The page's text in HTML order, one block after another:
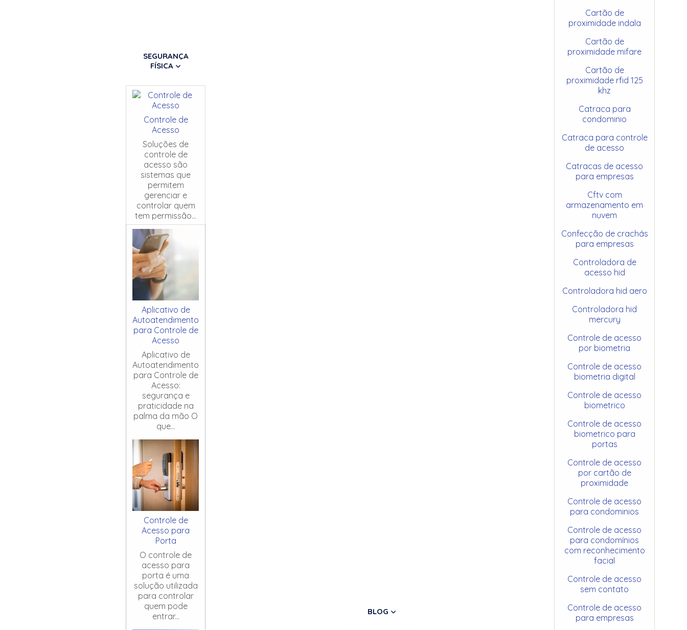
SEGURANÇA
FÍSICA
Controle de
Acesso
Soluções de
controle de
acesso são
sistemas que
permitem
gerenciar e
controlar quem
tem permissão...
Aplicativo de
Autoatendimento
para Controle de
Acesso
Aplicativo de
Autoatendimento
para Controle de
Acesso:
segurança e
praticidade na
palma da mão O
que...
Controle de
Acesso para
Porta
O controle de
acesso para
porta é uma
solução utilizada
para controlar
quem pode
entrar...
BLOG
Cartão de
proximidade indala
Cartão de
proximidade mifare
Cartão de
proximidade rfid 125
khz
Catraca para
condominio
Catraca para controle
de acesso
Catracas de acesso
para empresas
Cftv com
armazenamento em
nuvem
Confecção de crachás
para empresas
Controladora de
acesso hid
Controladora hid aero
Controladora hid
mercury
Controle de acesso
por biometria
Controle de acesso
biometria digital
Controle de acesso
biometrico
Controle de acesso
biometrico para
portas
Controle de acesso
por cartão de
proximidade
Controle de acesso
para condominios
Controle de acesso
para condomínios
com reconhecimento
facial
Controle de acesso
sem contato
Controle de acesso
para empresas